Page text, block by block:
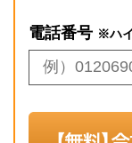
電話番号 ※ハ